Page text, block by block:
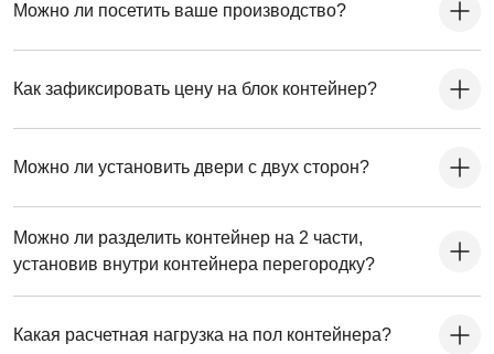
Можно ли посетить ваше производство?
Как зафиксировать цену на блок контейнер?
Можно ли установить двери с двух сторон?
Можно ли разделить контейнер на 2 части,
установив внутри контейнера перегородку?
Какая расчетная нагрузка на пол контейнера?